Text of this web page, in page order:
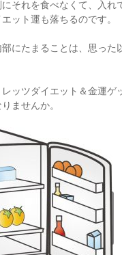
それを食べなくて、入れ
ット運も落ちるのです。
部にたまることは、思った
レッツダイエット＆金運
ませんか。